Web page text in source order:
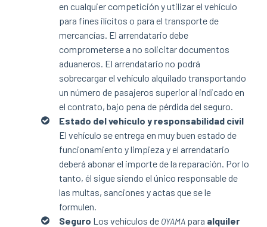
en cualquier competición y utilizar el vehículo
para fines ilícitos o para el transporte de
mercancías. El arrendatario debe
comprometerse a no solicitar documentos
aduaneros. El arrendatario no podrá
sobrecargar el vehículo alquilado transportando
un número de pasajeros superior al indicado en
el contrato, bajo pena de pérdida del seguro.
Estado del vehículo y responsabilidad civil
El vehículo se entrega en muy buen estado de
funcionamiento y limpieza y el arrendatario
deberá abonar el importe de la reparación. Por lo
tanto, él sigue siendo el único responsable de
las multas, sanciones y actas que se le
formulen.
Seguro Los vehículos de OYAMA para alquiler